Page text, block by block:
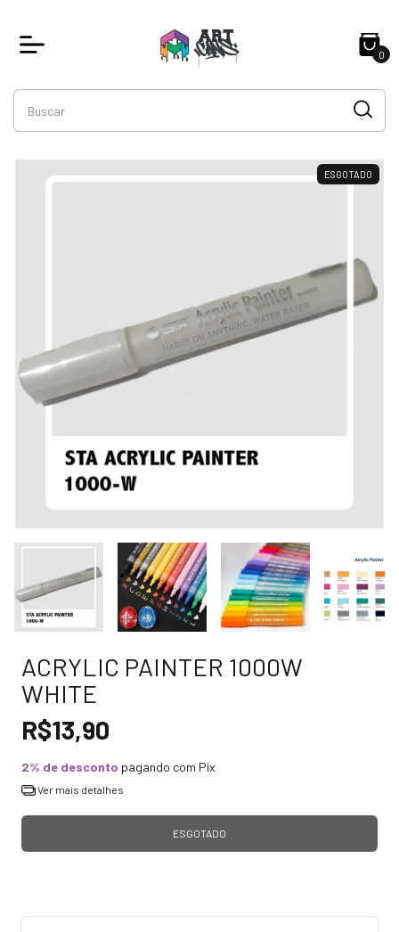
0
ESGOTADO
ACRYLIC PAINTER 1000W
WHITE
R$13,90
2% de desconto pagando com Pix
Ver mais detalhes